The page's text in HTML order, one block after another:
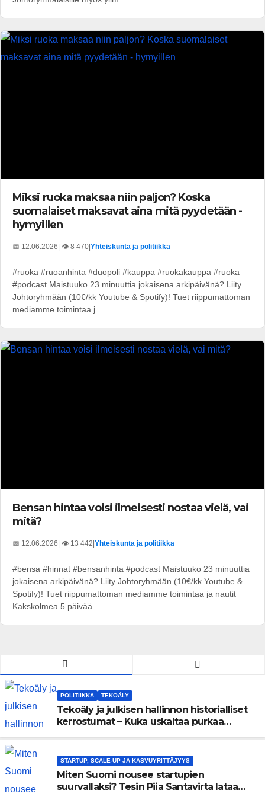
Miksi ruoka maksaa niin paljon? Koska
suomalaiset maksavat aina mitä pyydetään -
hymyillen
📅 12.06.2026 | 👁️ 8 470 Yhteiskunta ja politiikka
#ruoka #ruoanhinta #duopoli #kauppa #ruokakauppa #ruoka
#podcast Maistuuko 23 minuuttia jokaisena arkipäivänä? Liity
Johtoryhmään (10€/kk Youtube & Spotify)! Tuet riippumattoman
mediamme toimintaa j...
Bensan hintaa voisi ilmeisesti nostaa vielä, vai
mitä?
📅 12.06.2026 | 👁️ 13 442 Yhteiskunta ja politiikka
#bensa #hinnat #bensanhinta #podcast Maistuuko 23 minuuttia
jokaisena arkipäivänä? Liity Johtoryhmään (10€/kk Youtube &
Spotify)! Tuet riippumattoman mediamme toimintaa ja nautit
Kakskolmea 5 päivää...
POLITIIKKA TEKOÄLY
Tekoäly ja julkisen hallinnon historialliset
kerrostumat – Kuka uskaltaa purkaa
STARTUP, SCALE-UP JA KASVUYRITTÄJYYS
Miten Suomi nousee startupien
suurvallaksi? Tesin Piia Santavirta lataa